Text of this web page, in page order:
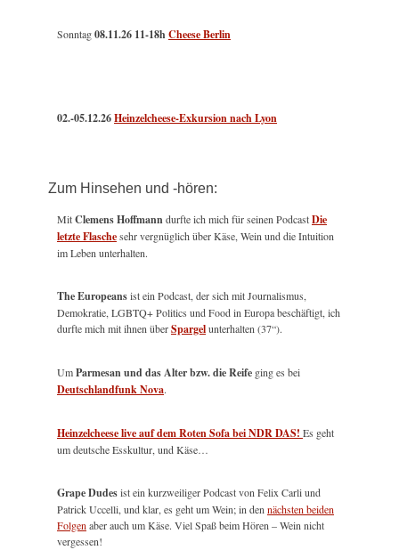
Sonntag08.11.26 11-18hCheese Berlin
02.-05.12.26Heinzelcheese-Exkursion nach Lyon
Zum Hinsehen und -hören:
MitClemens Hoffmanndurfte ich mich für seinen PodcastDie
letzte Flaschesehr vergnüglich über Käse, Wein und die Intuition
im Leben unterhalten.
The Europeansist ein Podcast, der sich mit Journalismus,
Demokratie, LGBTQ+ Politics und Food in Europa beschäftigt, ich
durfte mich mit ihnen überSpargelunterhalten (37“).
UmParmesan und das Alter bzw. die Reife ging es bei
Deutschlandfunk Nova.
Heinzelcheese live auf dem Roten Sofa bei NDR DAS! Es geht
um deutsche Esskultur, und Käse…
Grape Dudesist ein kurzweiliger Podcast von Felix Carli und
Patrick Uccelli, und klar, es geht um Wein; in dennächsten beiden
Folgenaber auch um Käse. Viel Spaß beim Hören – Wein nicht
vergessen!